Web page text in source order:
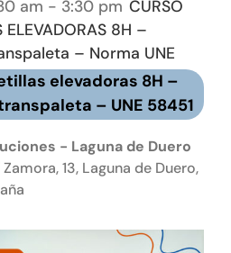
am - 3:30 pm CURSO
ELEVADORAS 8H –
– Norma UNE
elevadoras 8H –
– UNE 58451
- Laguna de Duero
13, Laguna de Duero,